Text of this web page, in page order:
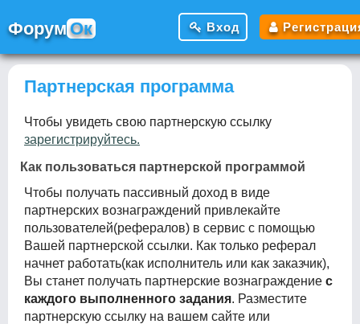
ФорумОк Вход
Партнерская программа
Чтобы увидеть свою партнерскую ссылку
зарегистрируйтесь.
Как пользоваться партнерской программой
Чтобы получать пассивный доход в виде
партнерских вознаграждений привлекайте
пользователей(рефералов) в сервис с помощью
Вашей партнерской ссылки. Как только реферал
начнет работать(как исполнитель или как заказчик),
Вы станет получать партнерские вознаграждение с
каждого выполненного задания. Разместите
партнерскую ссылку на вашем сайте или